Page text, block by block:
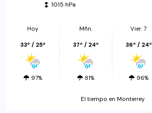
1015 hPa
Hoy
33º / 25º
97%
Mñn.
37º / 24º
81%
Vier. 7
36º / 24º
96%
El tiempo en Monterrey